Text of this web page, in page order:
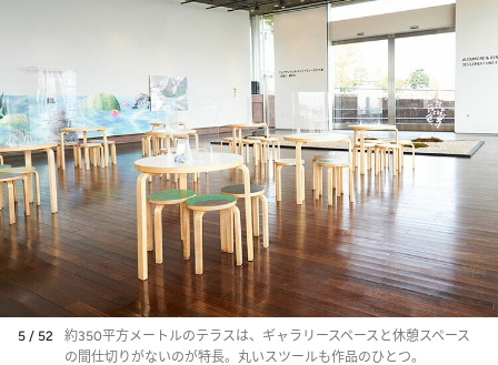
5 / 52
約350平方メートルのテラスは、ギャラリースペースと休憩スペース
の間仕切りがないのが特長。丸いスツールも作品のひとつ。